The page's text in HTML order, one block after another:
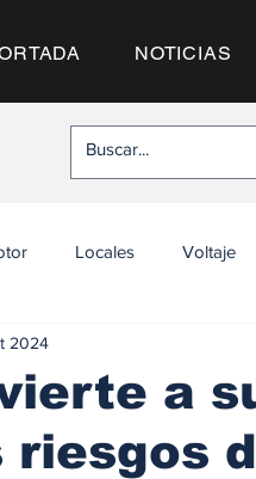
NOTICIAS
Locales Voltaje
a
riesgos
2024